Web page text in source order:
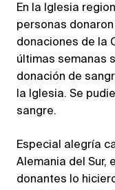
En la Iglesia
personas
donaciones de la
últimas semanas
donación de
la Iglesia. Se
sangre.
Especial alegría
Alemania del Sur,
donantes lo